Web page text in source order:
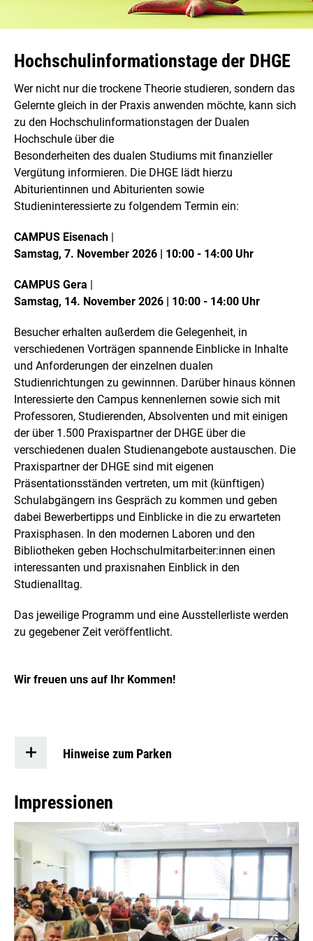
Hochschulinformationstage der DHGE
Wer nicht nur die trockene Theorie studieren, sondern das
Gelernte gleich in der Praxis anwenden möchte, kann sich
zu den Hochschulinformationstagen der Dualen
Hochschule über die
Besonderheiten des dualen Studiums mit finanzieller
Vergütung informieren. Die DHGE lädt hierzu
Abiturientinnen und Abiturienten sowie
Studieninteressierte zu folgendem Termin ein:
CAMPUS Eisenach |
Samstag, 7. November 2026 | 10:00 - 14:00 Uhr
CAMPUS Gera |
Samstag, 14. November 2026 | 10:00 - 14:00 Uhr
Besucher erhalten außerdem die Gelegenheit, in
verschiedenen Vorträgen spannende Einblicke in Inhalte
und Anforderungen der einzelnen dualen
Studienrichtungen zu gewinnnen. Darüber hinaus können
Interessierte den Campus kennenlernen sowie sich mit
Professoren, Studierenden, Absolventen und mit einigen
der über 1.500 Praxispartner der DHGE über die
verschiedenen dualen Studienangebote austauschen. Die
Praxispartner der DHGE sind mit eigenen
Präsentationsständen vertreten, um mit (künftigen)
Schulabgängern ins Gespräch zu kommen und geben
dabei Bewerbertipps und Einblicke in die zu erwarteten
Praxisphasen. In den modernen Laboren und den
Bibliotheken geben Hochschulmitarbeiter:innen einen
interessanten und praxisnahen Einblick in den
Studienalltag.
Das jeweilige Programm und eine Ausstellerliste werden
zu gegebener Zeit veröffentlicht.
Wir freuen uns auf Ihr Kommen!
Hinweise zum Parken
Impressionen